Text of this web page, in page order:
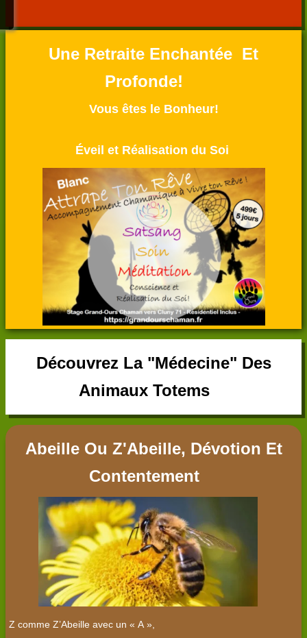
Une Retraite Enchantée Et
Profonde!
Vous êtes le Bonheur!
Éveil et Réalisation du Soi
Découvrez La "Médecine" Des
Animaux Totems
Abeille Ou Z'Abeille, Dévotion Et
Contentement
Z comme Z’Abeille avec un « A »,